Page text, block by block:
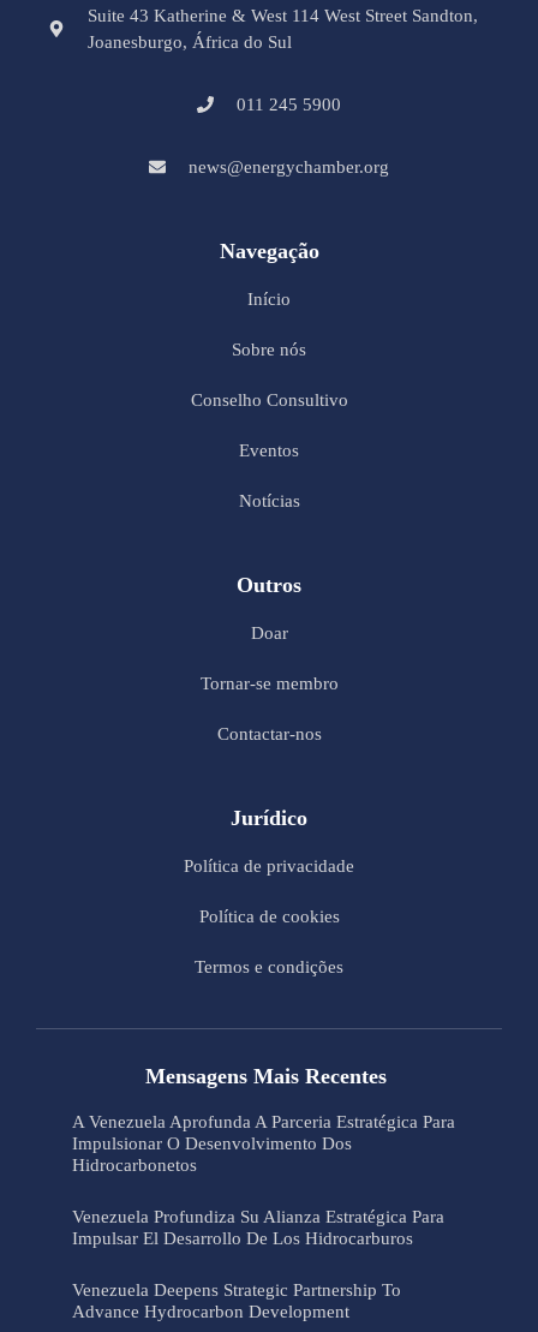
Suite 43 Katherine & West 114 West Street Sandton,
Joanesburgo, África do Sul
011 245 5900
news@energychamber.org
Navegação
Início
Sobre nós
Conselho Consultivo
Eventos
Notícias
Outros
Doar
Tornar-se membro
Contactar-nos
Jurídico
Política de privacidade
Política de cookies
Termos e condições
Mensagens Mais Recentes
A Venezuela Aprofunda A Parceria Estratégica Para
Impulsionar O Desenvolvimento Dos
Hidrocarbonetos
Venezuela Profundiza Su Alianza Estratégica Para
Impulsar El Desarrollo De Los Hidrocarburos
Venezuela Deepens Strategic Partnership To
Advance Hydrocarbon Development